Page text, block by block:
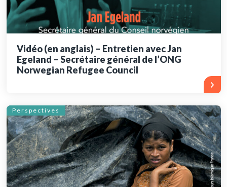
Vidéo (en anglais) – Entretien avec Jan
Egeland – Secrétaire général de l’ONG
Norwegian Refugee Council
Perspectives